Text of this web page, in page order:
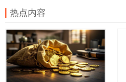
热点内容